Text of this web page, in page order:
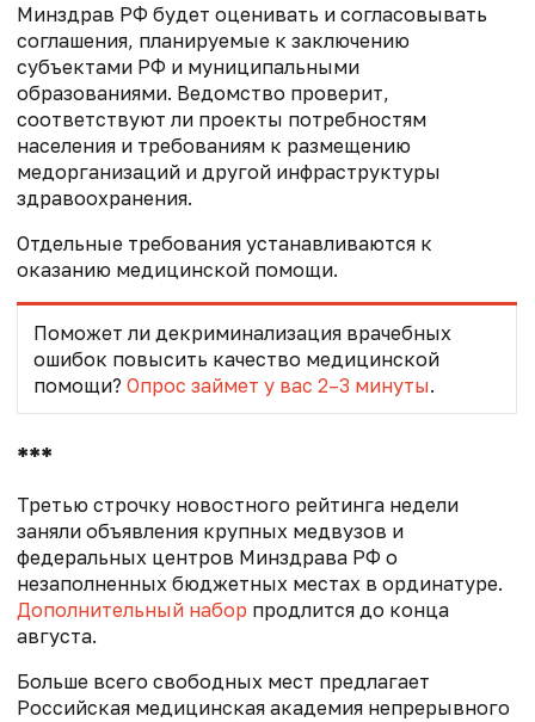
Минздрав РФ будет оценивать и согласовывать
соглашения, планируемые к заключению
субъектами РФ и муниципальными
образованиями. Ведомство проверит,
соответствуют ли проекты потребностям
населения и требованиям к размещению
медорганизаций и другой инфраструктуры
здравоохранения.
Отдельные требования устанавливаются к
оказанию медицинской помощи.
Поможет ли декриминализация врачебных
ошибок повысить качество медицинской
помощи? Опрос займет у вас 2–3 минуты.
***
Третью строчку новостного рейтинга недели
заняли объявления крупных медвузов и
федеральных центров Минздрава РФ о
незаполненных бюджетных местах в ординатуре.
Дополнительный набор продлится до конца
августа.
Больше всего свободных мест предлагает
Российская медицинская академия непрерывного